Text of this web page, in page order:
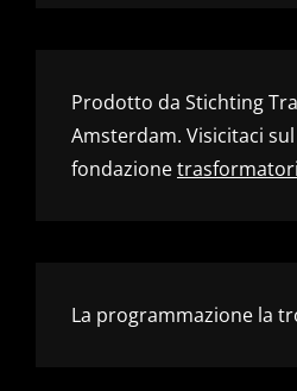
Prodotto da Stichting
Amsterdam. Visicitaci
fondazione
La programmazione la